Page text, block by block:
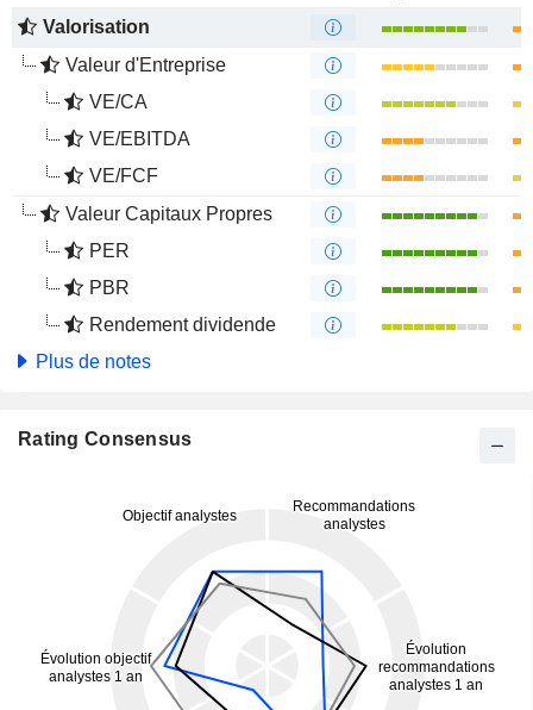
Valorisation
Valeur d'Entreprise
VE/CA
VE/EBITDA
VE/FCF
Valeur Capitaux Propres
PER
PBR
Rendement dividende
Plus de notes
Rating Consensus